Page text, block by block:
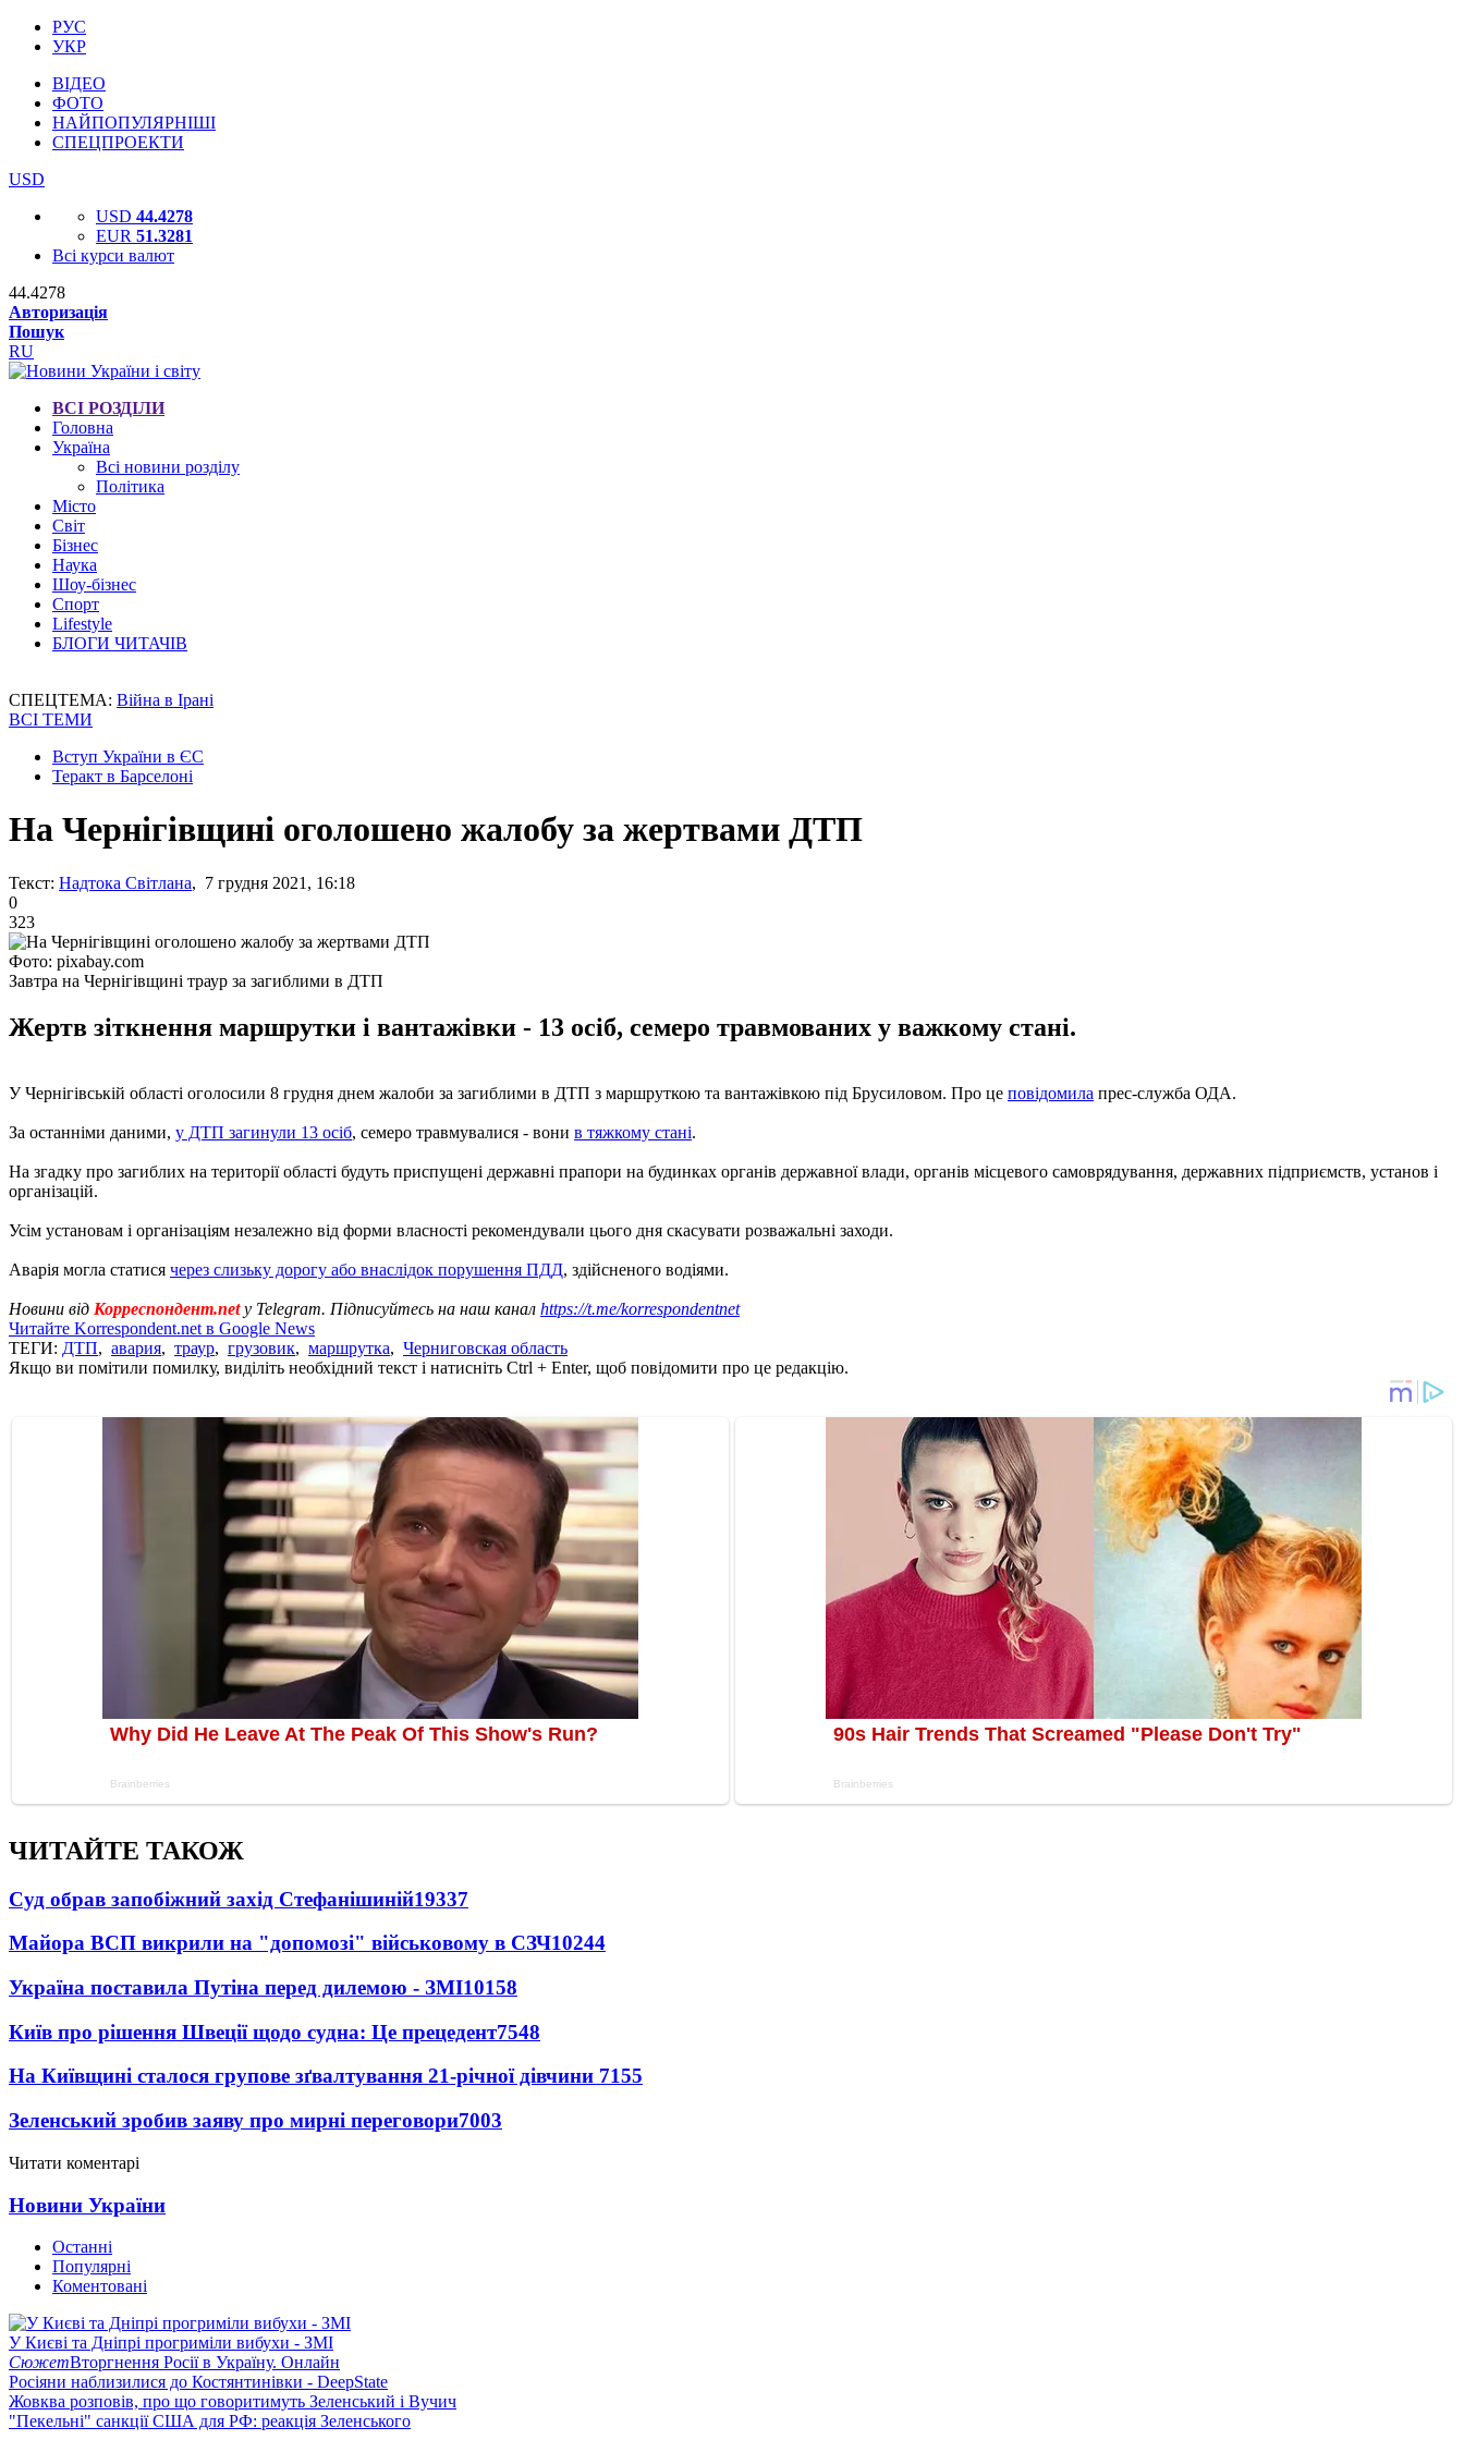
РУС
УКР
ВІДЕО
ФОТО
НАЙПОПУЛЯРНІШІ
СПЕЦПРОЕКТИ
USD
USD 44.4278
EUR 51.3281
Всі курси валют
44.4278
Авторизація
Пошук
RU
ВСІ РОЗДІЛИ
Головна
Україна
Всі новини розділу
Політика
Місто
Світ
Бізнес
Наука
Шоу-бізнес
Спорт
Lifestyle
БЛОГИ ЧИТАЧІВ
СПЕЦТЕМА: Війна в Ірані
ВСІ ТЕМИ
Вступ України в ЄС
Теракт в Барселоні
На Чернігівщині оголошено жалобу за жертвами ДТП
Текст: Надтока Світлана, 7 грудня 2021, 16:18
0
323
Фото: pixabay.com
Завтра на Чернігівщині траур за загиблими в ДТП
Жертв зіткнення маршрутки і вантажівки - 13 осіб, семеро травмованих у важкому стані.
У Чернігівській області оголосили 8 грудня днем жалоби за загиблими в ДТП з маршруткою та вантажівкою під Брусиловом. Про це повідомила прес-служба ОДА.
За останніми даними, у ДТП загинули 13 осіб, семеро травмувалися - вони в тяжкому стані.
На згадку про загиблих на території області будуть приспущені державні прапори на будинках органів державної влади, органів місцевого самоврядування, державних підприємств, установ і
організацій.
Усім установам і організаціям незалежно від форми власності рекомендували цього дня скасувати розважальні заходи.
Аварія могла статися через слизьку дорогу або внаслідок порушення ПДД, здійсненого водіями.
Новини від Корреспондент.netу Telegram. Підписуйтесь на наш канал https://t.me/korrespondentnet
Читайте Korrespondent.net в Google News
ТЕГИ: ДТП, авария, траур, грузовик, маршрутка, Черниговская область
Якщо ви помітили помилку, виділіть необхідний текст і натисніть Ctrl + Enter, щоб повідомити про це редакцію.
ЧИТАЙТЕ ТАКОЖ
Суд обрав запобіжний захід Стефанішиній19337
Майора ВСП викрили на "допомозі" військовому в СЗЧ10244
Україна поставила Путіна перед дилемою - ЗМІ10158
Київ про рішення Швеції щодо судна: Це прецедент7548
На Київщині сталося групове зґвалтування 21-річної дівчини 7155
Зеленський зробив заяву про мирні переговори7003
Читати коментарі
Новини України
Останні
Популярні
Коментовані
У Києві та Дніпрі прогриміли вибухи - ЗМІ
СюжетВторгнення Росії в Україну. Онлайн
Росіяни наблизилися до Костянтинівки - DeepState
Жовква розповів, про що говоритимуть Зеленський і Вучич
"Пекельні" санкції США для РФ: реакція Зеленського